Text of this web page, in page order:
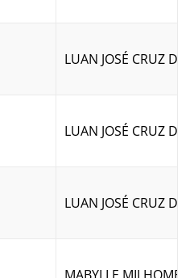
LUAN JOSÉ CRUZ DE
LUAN JOSÉ CRUZ DE
LUAN JOSÉ CRUZ DE